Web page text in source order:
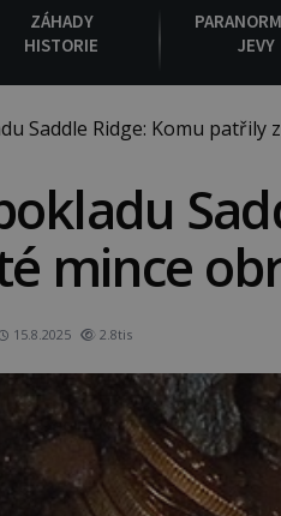
ZÁHADY
HISTORIE
JEVY
Saddle Ridge: Komu patřily
mince
15.8.2025 2.8tis